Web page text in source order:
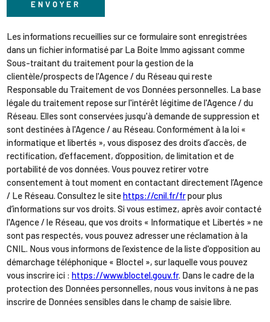
ENVOYER
Les informations recueillies sur ce formulaire sont enregistrées
dans un fichier informatisé par La Boite Immo agissant comme
Sous-traitant du traitement pour la gestion de la
clientèle/prospects de l'Agence / du Réseau qui reste
Responsable du Traitement de vos Données personnelles. La base
légale du traitement repose sur l'intérêt légitime de l'Agence / du
Réseau. Elles sont conservées jusqu'à demande de suppression et
sont destinées à l'Agence / au Réseau. Conformément à la loi «
informatique et libertés », vous disposez des droits d’accès, de
rectification, d’effacement, d’opposition, de limitation et de
portabilité de vos données. Vous pouvez retirer votre
consentement à tout moment en contactant directement l’Agence
/ Le Réseau. Consultez le sitehttps://cnil.fr/frpour plus
d’informations sur vos droits. Si vous estimez, après avoir contacté
l'Agence / le Réseau, que vos droits « Informatique et Libertés » ne
sont pas respectés, vous pouvez adresser une réclamation à la
CNIL. Nous vous informons de l’existence de la liste d'opposition au
démarchage téléphonique « Bloctel », sur laquelle vous pouvez
vous inscrire ici : https://www.bloctel.gouv.fr. Dans le cadre de la
protection des Données personnelles, nous vous invitons à ne pas
inscrire de Données sensibles dans le champ de saisie libre.